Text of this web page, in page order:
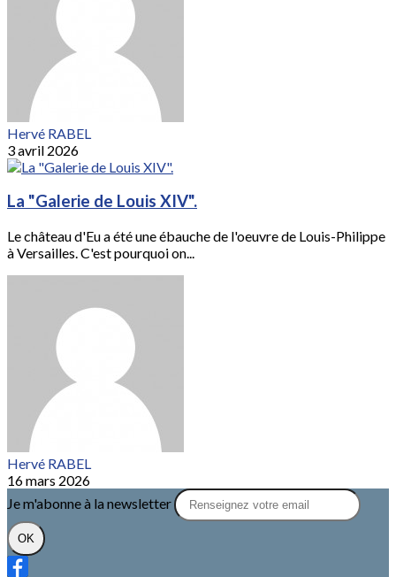
Hervé RABEL
3 avril 2026
La "Galerie de Louis XIV".
Le château d'Eu a été une ébauche de l'oeuvre de Louis-Philippe
à Versailles. C'est pourquoi on...
Hervé RABEL
16 mars 2026
Je m'abonne à la newsletter
OK